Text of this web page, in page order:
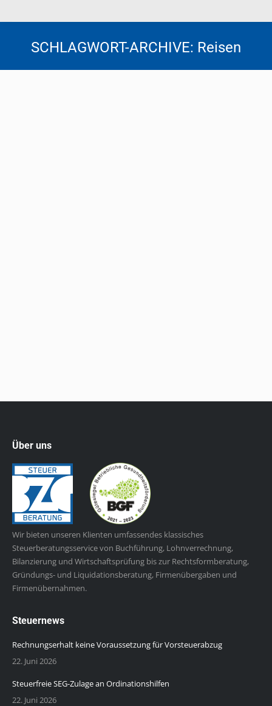
SCHLAGWORT-ARCHIVE: Reisen
Über uns
Wir bieten unseren Klienten umfassendes klassisches
Steuerberatungsservice von Buchführung, Lohnverrechnung,
Bilanzierung und Wirtschaftsprüfung bis zur Rechtsformberatung,
Gründungs- und Liquidationsberatung, Firmenübergaben und
Firmenübernahmen.
Steuernews
Rechnungserhalt keine Voraussetzung für Vorsteuerabzug
22. Juni 2026
Steuerfreie SEG-Zulage an Ordinationshilfen
22. Juni 2026